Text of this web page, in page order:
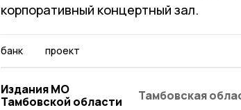
корпоративный концертный зал.
банк проект
Издания МО
Тамбовской области
Тамбовская